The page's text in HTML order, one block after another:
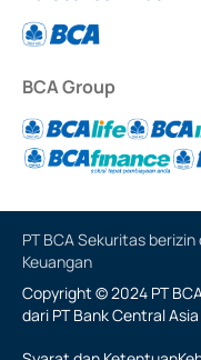
BCA Group
PT BCA Sekuritas
Keuangan
Copyright © 2024 PT
dari PT Bank Central